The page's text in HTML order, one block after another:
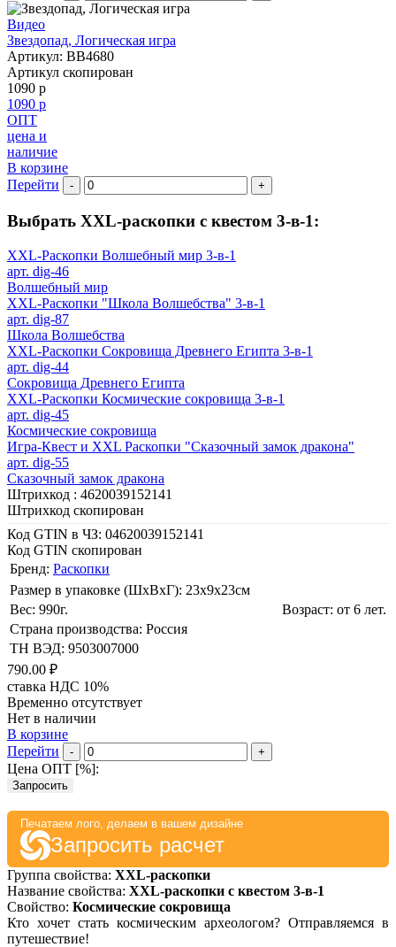
Видео
Звездопад, Логическая игра
Артикул: BB4680
Артикул скопирован
1090 р
1090 р
ОПТ
цена и
наличие
В корзине
Перейти
- +
Выбрать XXL-раскопки с квестом 3-в-1:
XXL-Раскопки Волшебный мир 3-в-1
арт. dig-46
Волшебный мир
XXL-Раскопки "Школа Волшебства" 3-в-1
арт. dig-87
Школа Волшебства
XXL-Раскопки Сокровища Древнего Египта 3-в-1
арт. dig-44
Сокровища Древнего Египта
XXL-Раскопки Космические сокровища 3-в-1
арт. dig-45
Космические сокровища
Игра-Квест и XXL Раскопки "Сказочный замок дракона"
арт. dig-55
Сказочный замок дракона
Штрихкод : 4620039152141
Штрихкод скопирован
Код GTIN в ЧЗ: 04620039152141
Код GTIN скопирован
Бренд: Раскопки
Размер в упаковке (ШхВxГ): 23х9х23cм
Вес: 990г.
Возраст: от 6 лет.
Страна производства: Россия
ТН ВЭД: 9503007000
790.00 ₽
ставка НДС 10%
Временно отсутствует
Нет в наличии
В корзине
Перейти
- +
Цена ОПТ [%]:
Запросить
Печатаем лого, делаем в вашем дизайне
Запросить расчет
Группа свойства: XXL-раскопки
Название свойства: XXL-раскопки с квестом 3-в-1
Свойство: Космические сокровища
Кто хочет стать космическим археологом? Отправляемся в
путешествие!